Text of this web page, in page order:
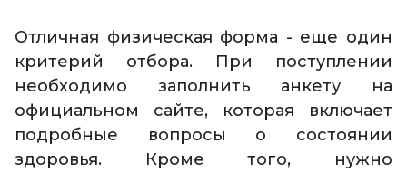
Отличная физическая форма - еще один
критерий отбора. При поступлении
необходимо заполнить анкету на
официальном сайте, которая включает
подробные вопросы о состоянии
здоровья. Кроме того, нужно